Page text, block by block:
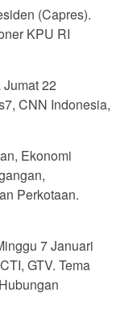
(Capres).
KPU RI
22
CNN Indonesia,
Ekonomi
Perkotaan.
7 Januari
GTV. Tema